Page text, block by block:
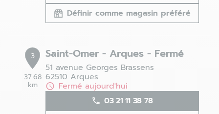
Définir comme magasin préféré
3
37.68
km
Saint-Omer - Arques - Fermé
51 avenue Georges Brassens
62510 Arques
Fermé aujourd'hui
03 21 11 38 78